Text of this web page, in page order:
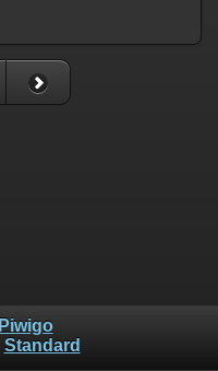
Piwigo
Standard